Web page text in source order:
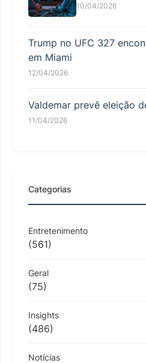
10/04/2026
Trump no UFC 327
em Miami
12/04/2026
Valdemar prevê eleição
11/04/2026
Categorias
Entretenimento
(561)
Geral
(75)
Insights
(486)
Notícias